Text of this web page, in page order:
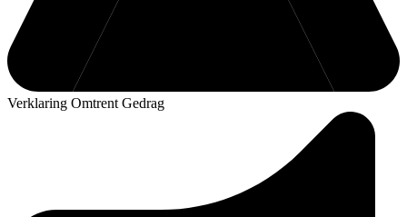
Verklaring Omtrent Gedrag